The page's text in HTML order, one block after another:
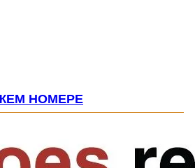
НОМЕРЕ